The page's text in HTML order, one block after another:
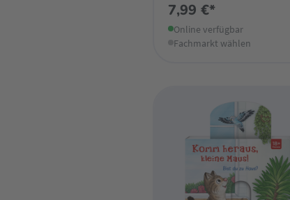
7,99 €*
Online verfügbar
Fachmarkt wählen